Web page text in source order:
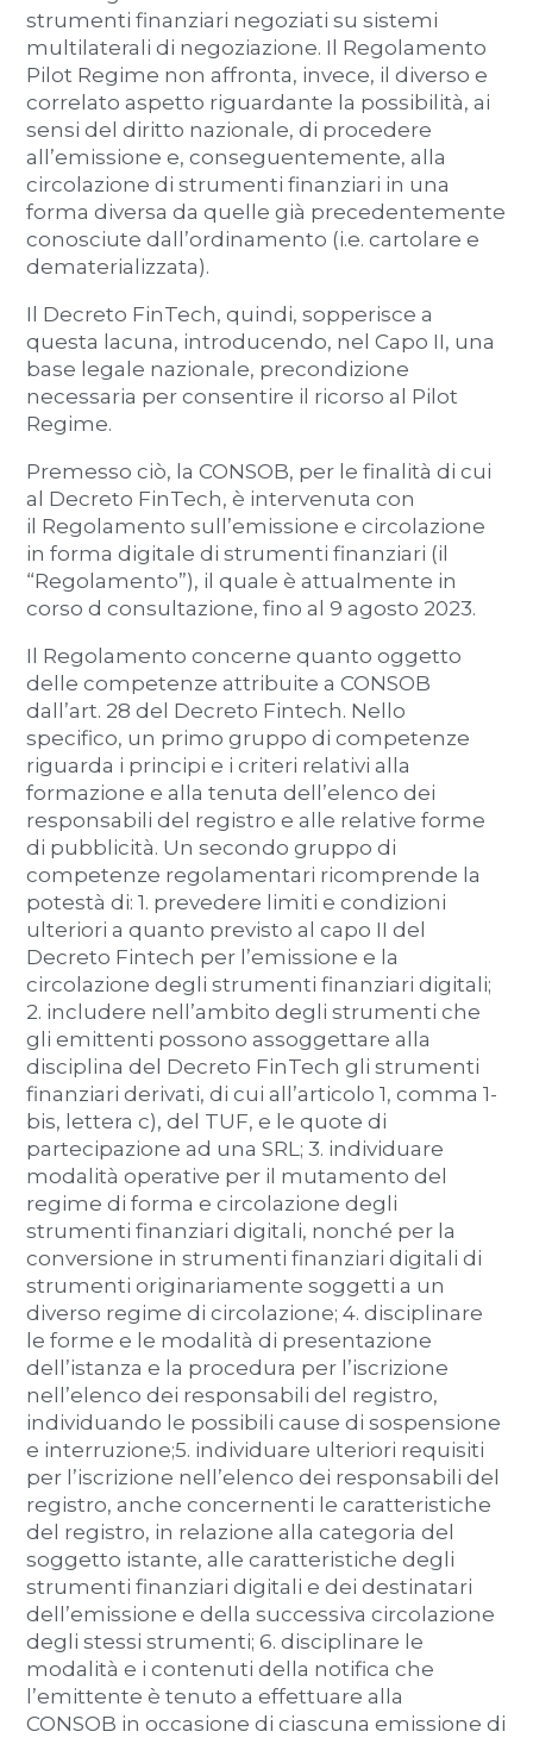
strumenti finanziari negoziati su sistemi
multilaterali di negoziazione. Il Regolamento
Pilot Regime non affronta, invece, il diverso e
correlato aspetto riguardante la possibilità, ai
sensi del diritto nazionale, di procedere
all’emissione e, conseguentemente, alla
circolazione di strumenti finanziari in una
forma diversa da quelle già precedentemente
conosciute dall’ordinamento (i.e. cartolare e
dematerializzata).
Il Decreto FinTech, quindi, sopperisce a
questa lacuna, introducendo, nel Capo II, una
base legale nazionale, precondizione
necessaria per consentire il ricorso al Pilot
Regime.
Premesso ciò, la CONSOB, per le finalità di cui
al Decreto FinTech, è intervenuta con
il Regolamento sull’emissione e circolazione
in forma digitale di strumenti finanziari (il
“Regolamento”), il quale è attualmente in
corso d consultazione, fino al 9 agosto 2023.
Il Regolamento concerne quanto oggetto
delle competenze attribuite a CONSOB
dall’art. 28 del Decreto Fintech. Nello
specifico, un primo gruppo di competenze
riguarda i principi e i criteri relativi alla
formazione e alla tenuta dell’elenco dei
responsabili del registro e alle relative forme
di pubblicità. Un secondo gruppo di
competenze regolamentari ricomprende la
potestà di: 1. prevedere limiti e condizioni
ulteriori a quanto previsto al capo II del
Decreto Fintech per l’emissione e la
circolazione degli strumenti finanziari digitali;
2. includere nell’ambito degli strumenti che
gli emittenti possono assoggettare alla
disciplina del Decreto FinTech gli strumenti
finanziari derivati, di cui all’articolo 1, comma 1-
bis, lettera c), del TUF, e le quote di
partecipazione ad una SRL; 3. individuare
modalità operative per il mutamento del
regime di forma e circolazione degli
strumenti finanziari digitali, nonché per la
conversione in strumenti finanziari digitali di
strumenti originariamente soggetti a un
diverso regime di circolazione; 4. disciplinare
le forme e le modalità di presentazione
dell’istanza e la procedura per l’iscrizione
nell’elenco dei responsabili del registro,
individuando le possibili cause di sospensione
e interruzione;5. individuare ulteriori requisiti
per l’iscrizione nell’elenco dei responsabili del
registro, anche concernenti le caratteristiche
del registro, in relazione alla categoria del
soggetto istante, alle caratteristiche degli
strumenti finanziari digitali e dei destinatari
dell’emissione e della successiva circolazione
degli stessi strumenti; 6. disciplinare le
modalità e i contenuti della notifica che
l’emittente è tenuto a effettuare alla
CONSOB in occasione di ciascuna emissione di